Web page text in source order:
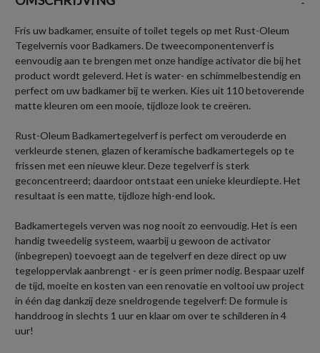
Fris uw badkamer, ensuite of toilet tegels op met Rust-Oleum
Tegelvernis voor Badkamers. De tweecomponentenverf is
eenvoudig aan te brengen met onze handige activator die bij het
product wordt geleverd. Het is water- en schimmelbestendig en
perfect om uw badkamer bij te werken. Kies uit 110 betoverende
matte kleuren om een mooie, tijdloze look te creëren.
Rust-Oleum Badkamertegelverf is perfect om verouderde en
verkleurde stenen, glazen of keramische badkamertegels op te
frissen met een nieuwe kleur. Deze tegelverf is sterk
geconcentreerd; daardoor ontstaat een unieke kleurdiepte. Het
resultaat is een matte, tijdloze high-end look.
Badkamertegels verven was nog nooit zo eenvoudig. Het is een
handig tweedelig systeem, waarbij u gewoon de activator
(inbegrepen) toevoegt aan de tegelverf en deze direct op uw
tegeloppervlak aanbrengt - er is geen primer nodig. Bespaar uzelf
de tijd, moeite en kosten van een renovatie en voltooi uw project
in één dag dankzij deze sneldrogende tegelverf: De formule is
handdroog in slechts 1 uur en klaar om over te schilderen in 4
uur!